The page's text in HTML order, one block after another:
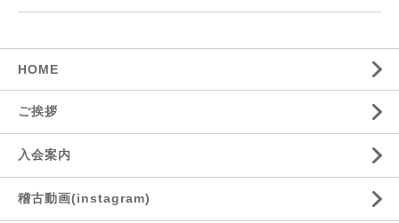
HOME
ご挨拶
入会案内
稽古動画(instagram)